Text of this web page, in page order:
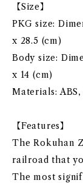
【Size】
PKG size:
x 28.5 (cm)
Body size:
x 14 (cm)
Materials:
【Features】
The Rokuhan
railroad that
The most